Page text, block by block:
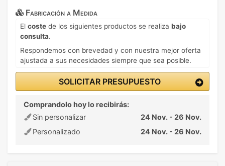
Fabricación a Medida
El coste de los siguientes productos se realiza bajo
consulta.
Respondemos con brevedad y con nuestra mejor oferta
ajustada a sus necesidades siempre que sea posible.
SOLICITAR PRESUPUESTO
Comprandolo hoy lo recibirás:
Sin personalizar
24 Nov. - 26 Nov.
Personalizado
24 Nov. - 26 Nov.